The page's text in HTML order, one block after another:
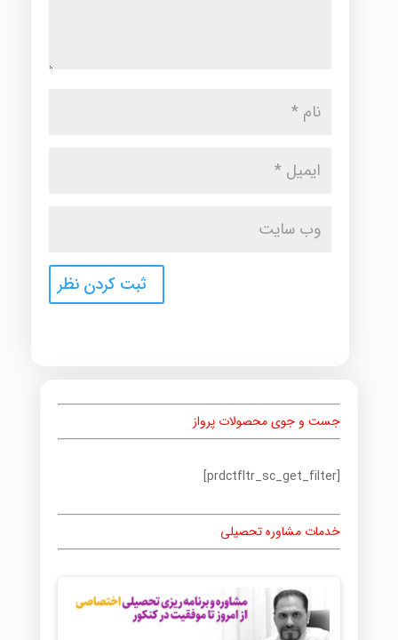
جست و جوی محصولات پرواز
[prdctfltr_sc_get_filter]
خدمات مشاوره تحصیلی